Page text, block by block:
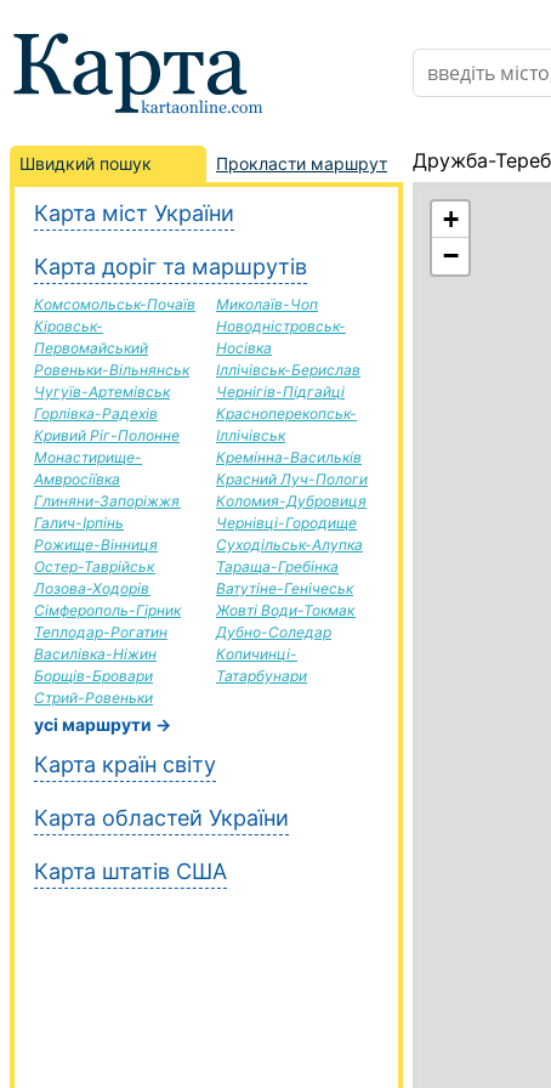
Швидкий пошук Прокласти маршрут
Карта міст України
Карта доріг та маршрутів
Комсомольськ-Почаїв
Кіровськ-
Первомайський
Ровеньки-Вільнянськ
Чугуїв-Артемівськ
Горлівка-Радехів
Кривий Ріг-Полонне
Монастирище-
Амвросіївка
Глиняни-Запоріжжя
Галич-Ірпінь
Рожище-Вінниця
Остер-Таврійськ
Лозова-Ходорів
Сімферополь-Гірник
Теплодар-Рогатин
Василівка-Ніжин
Борщів-Бровари
Стрий-Ровеньки
Миколаїв-Чоп
Новодністровськ-
Носівка
Іллічівськ-Берислав
Чернігів-Підгайці
Красноперекопськ-
Іллічівськ
Кремінна-Васильків
Красний Луч-Пологи
Коломия-Дубровиця
Чернівці-Городище
Суходільськ-Алупка
Тараща-Гребінка
Ватутіне-Генічеськ
Жовті Води-Токмак
Дубно-Соледар
Копичинці-
Татарбунари
усі маршрути →
Карта країн світу
Карта областей України
Карта штатів США
Дружба-
+
−